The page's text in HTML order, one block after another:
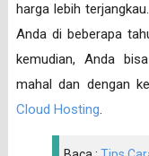
harga lebih
Anda di beberapa
kemudian, Anda
mahal dan dengan
Cloud Hosting.